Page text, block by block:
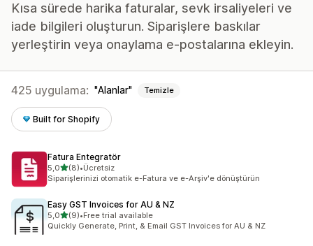
Kısa sürede harika faturalar, sevk irsaliyeleri ve
iade bilgileri oluşturun. Siparişlere baskılar
yerleştirin veya onaylama e-postalarına ekleyin.
425 uygulama: Alanlar Temizle
Built for Shopify
Fatura Entegratör
5,05 yıldız üzerinden
(8)
toplam 8 değerlendirme
•Ücretsiz
Siparişlerinizi otomatik e-Fatura ve e-Arşiv'e dönüştürün
Easy GST Invoices for AU & NZ
5,05 yıldız üzerinden
(9)
toplam 9 değerlendirme
•Free trial available
Quickly Generate, Print, & Email GST Invoices for AU & NZ